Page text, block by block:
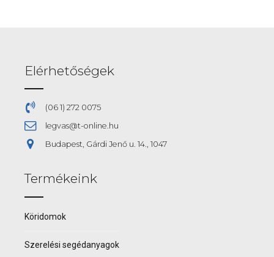
Elérhetőségek
(06 1) 272 0075
legvas@t-online.hu
Budapest, Gárdi Jenő u. 14., 1047
Termékeink
Köridomok
Szerelési segédanyagok